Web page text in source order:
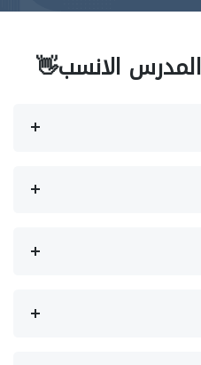
الانسب👋